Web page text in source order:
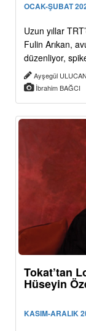
OCAK-ŞUBAT
Uzun yıllar
Fulin Arıkan,
düzenliyor,
Ayşegül
İbrahim BAĞCI
Tokat’tan
Hüseyin
KASIM-ARALIK